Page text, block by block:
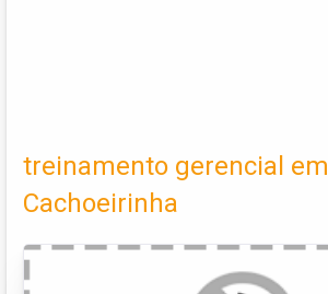
treinamento gerencial em
Cachoeirinha